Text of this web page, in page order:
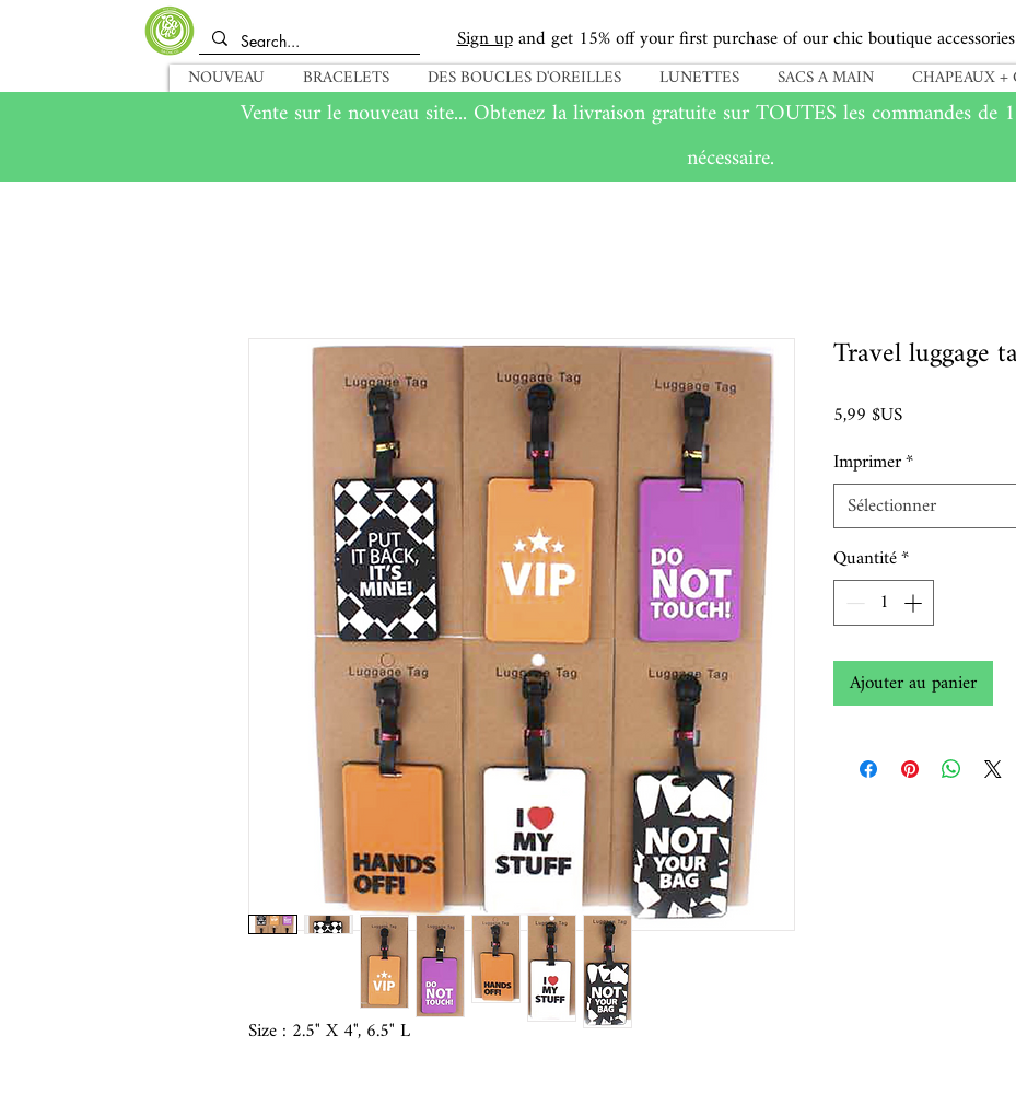
Sign upand get 15% off your first purchase of our chic boutique accessories
NOUVEAU BRACELETS DES BOUCLES D'OREILLES LUNETTES SACS A MAIN CHAPEAUX
Vente sur le nouveau site... Obtenez la livraison gratuite surTOUTESles commandes
nécessaire.
Size : 2.5" X 4", 6.5" L
Travel luggage
5,99 $USPrix
Imprimer*
Sélectionner
Quantité*
Ajouter au panier